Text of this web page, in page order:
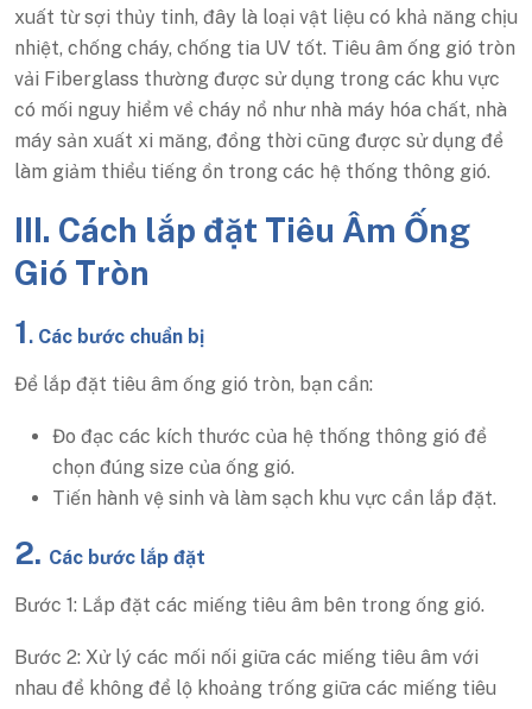
xuất từ sợi thủy tinh, đây là loại vật liệu có khả năng chịu
nhiệt, chống cháy, chống tia UV tốt. Tiêu âm ống gió tròn
vải Fiberglass thường được sử dụng trong các khu vực
có mối nguy hiểm về cháy nổ như nhà máy hóa chất, nhà
máy sản xuất xi măng, đồng thời cũng được sử dụng để
làm giảm thiểu tiếng ồn trong các hệ thống thông gió.
III. Cách lắp đặt Tiêu Âm Ống
Gió Tròn
1 . Các bước chuẩn bị
Để lắp đặt tiêu âm ống gió tròn, bạn cần:
Đo đạc các kích thước của hệ thống thông gió để
chọn đúng size của ống gió.
Tiến hành vệ sinh và làm sạch khu vực cần lắp đặt.
2. Các bước lắp đặt
Bước 1: Lắp đặt các miếng tiêu âm bên trong ống gió.
Bước 2: Xử lý các mối nối giữa các miếng tiêu âm với
nhau để không để lộ khoảng trống giữa các miếng tiêu